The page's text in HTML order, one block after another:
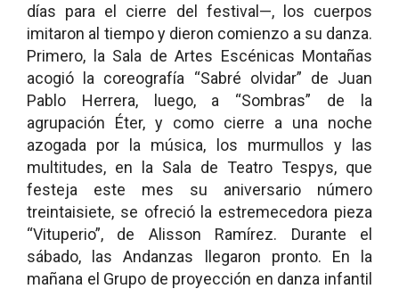
días para el cierre del festival—, los cuerpos
imitaron al tiempo y dieron comienzo a su danza.
Primero, la Sala de Artes Escénicas Montañas
acogió la coreografía “Sabré olvidar” de Juan
Pablo Herrera, luego, a “Sombras” de la
agrupación Éter, y como cierre a una noche
azogada por la música, los murmullos y las
multitudes, en la Sala de Teatro Tespys, que
festeja este mes su aniversario número
treintaisiete, se ofreció la estremecedora pieza
“Vituperio”, de Alisson Ramírez. Durante el
sábado, las Andanzas llegaron pronto. En la
mañana el Grupo de proyección en danza infantil